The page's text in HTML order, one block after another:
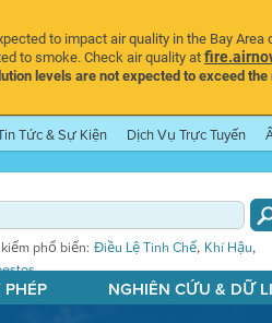
to impact air quality in the Bay
to smoke. Check air quality at
levels are not expected to exceed
Tức & Sự Kiện Dịch Vụ Trực Tuyến
phổ biến: Điều Lệ Tinh Chế, Khí Hậu,
PHÉP NGHIÊN CỨU & DỮ